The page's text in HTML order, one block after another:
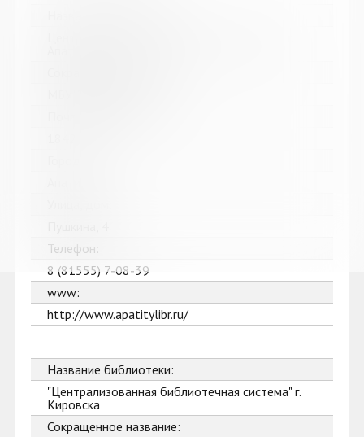
Телефон:
8 (81555) 7-08-39
www:
http://www.apatitylibr.ru/
Название библиотеки:
"Централизованная библиотечная система" г.
Кировска
Сокращенное название: